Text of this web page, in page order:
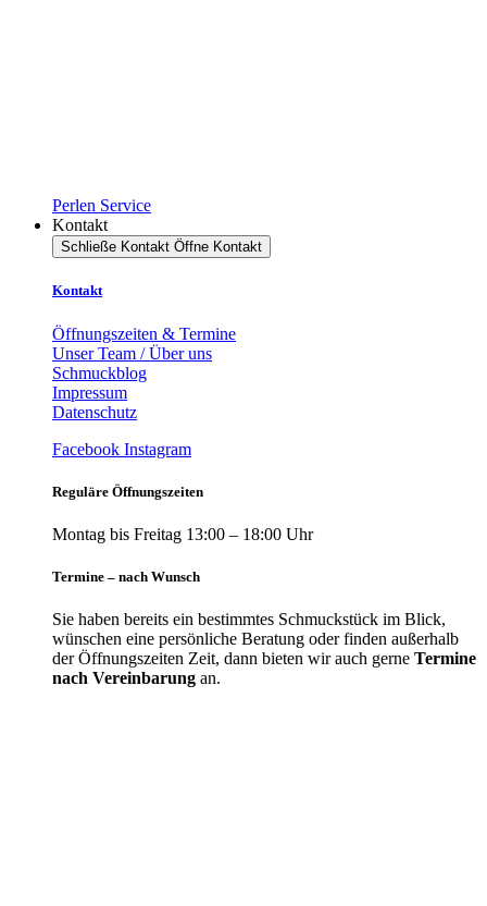
Perlen Service
Kontakt
Schließe Kontakt Öffne Kontakt
Kontakt
Öffnungszeiten & Termine
Unser Team / Über uns
Schmuckblog
Impressum
Datenschutz
Facebook Instagram
Reguläre Öffnungszeiten
Montag bis Freitag 13:00 – 18:00 Uhr
Termine – nach Wunsch
Sie haben bereits ein bestimmtes Schmuckstück im Blick,
wünschen eine persönliche Beratung oder finden außerhalb
der Öffnungszeiten Zeit, dann bieten wir auch gerne Termine
nach Vereinbarung an.